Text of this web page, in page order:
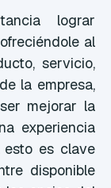
lograr
al
servicio,
la empresa,
mejorar la
experiencia
esto es clave
disponible